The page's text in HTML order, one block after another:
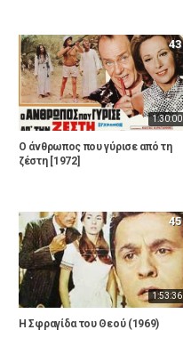
1:30:00
43
Ο άνθρωπος που γύρισε από τη
ζέστη [1972]
1:53:36
45
Η Σφραγίδα του Θεού (1969)